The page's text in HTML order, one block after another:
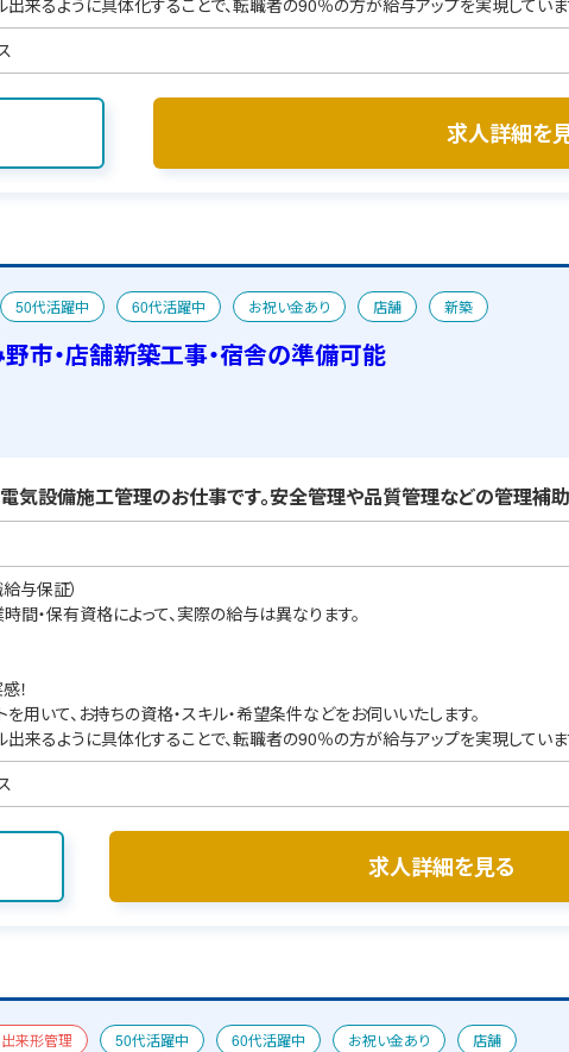
来るように具体化することで、転職者の90％の方が給与アップを実現していま
求人詳細を
50代活躍中 60代活躍中 お祝い金あり 店舗
新築
市・店舗新築工事・宿舎の準備可能
設備施工管理のお仕事です。安全管理や品質管理などの管理補助
与保証）
間・保有資格によって、実際の給与は異なります。
！
用いて、お持ちの資格・スキル・希望条件などをお伺いいたします。
来るように具体化することで、転職者の90％の方が給与アップを実現していま
求人詳細を見る
出来形管理 50代活躍中 60代活躍中 お祝い金あり
店舗